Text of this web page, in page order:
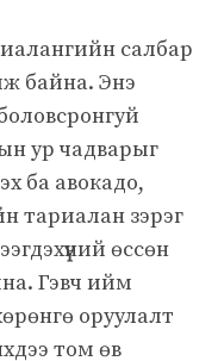
салбар
байна. Энэ
ур чадварыг
ба авокадо,
тариалан зэрэг
өссөн
Гэвч ийм
оруулалт
том өв